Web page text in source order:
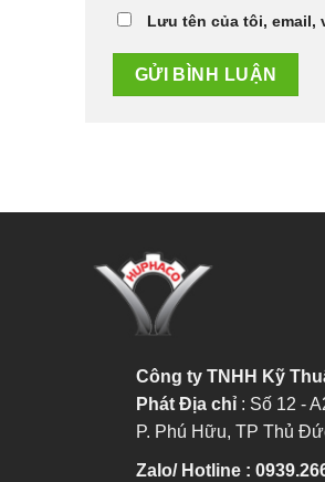
Lưu tên của tôi, email,
Công ty TNHH Kỹ
Phát Địa chỉ : Số 12 -
P. Phú Hữu, TP Thủ
Zalo/ Hotline :